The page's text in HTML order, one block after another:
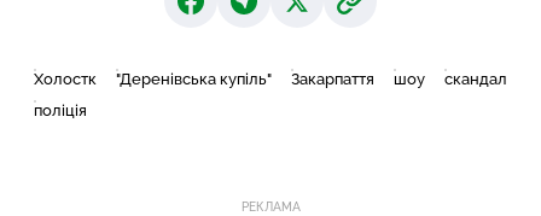
Холостк "Деренівська купіль" Закарпаття шоу
скандал
поліція
РЕКЛАМА